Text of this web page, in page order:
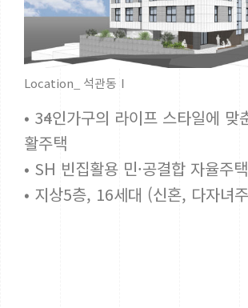
Location_ 석관동Ⅰ
• 3~4인가구의 라이프 스타일에 맞
활주택
• SH 빈집활용 민·공결합 자율주
• 지상5층, 16세대 (신혼, 다자녀